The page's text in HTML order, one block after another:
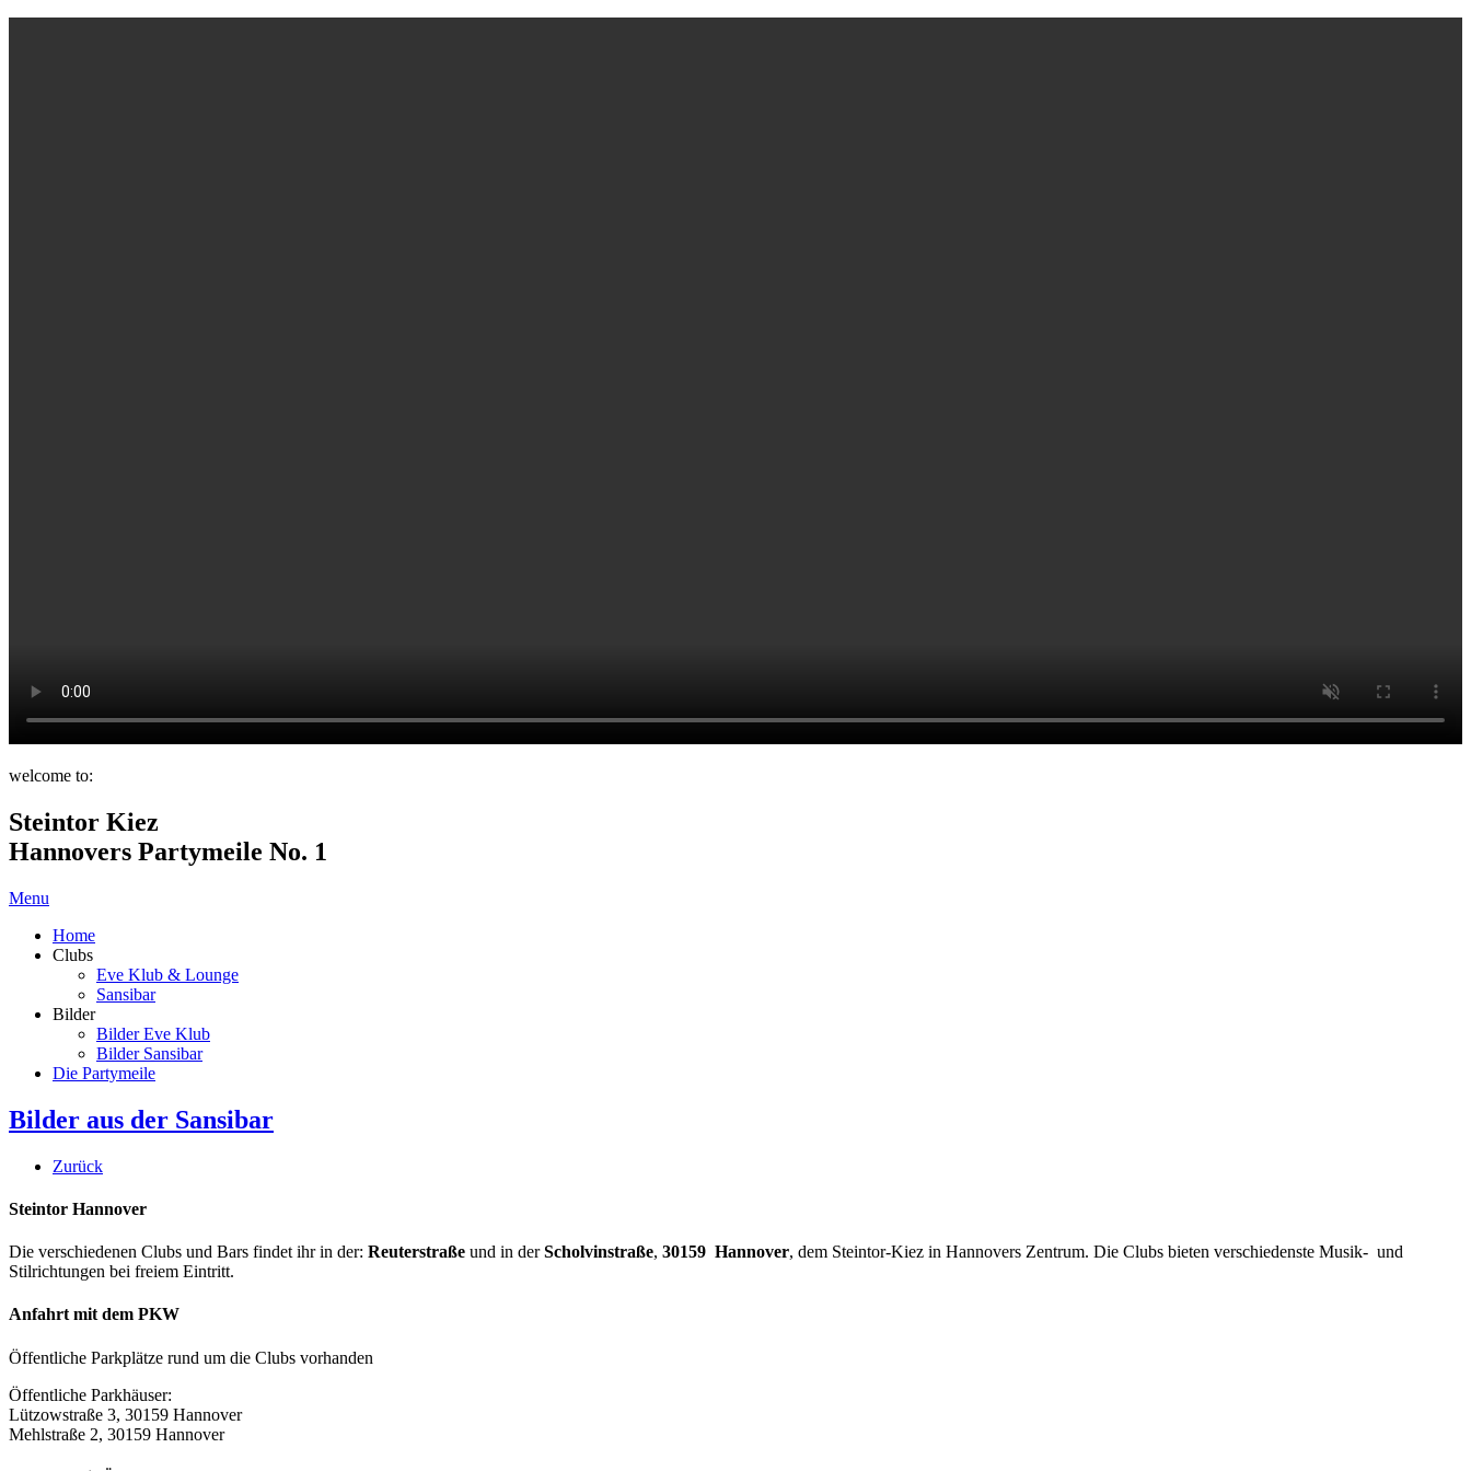
welcome to:
Steintor Kiez
Hannovers Partymeile No. 1
Menu
Home
Clubs
Eve Klub & Lounge
Sansibar
Bilder
Bilder Eve Klub
Bilder Sansibar
Die Partymeile
Bilder aus der Sansibar
Zurück
Steintor Hannover
Die verschiedenen Clubs und Bars findet ihr in der: Reuterstraße und in derScholvinstraße, 30159 Hannover, dem Steintor-Kiez in Hannovers Zentrum. Die Clubs bieten verschiedenste Musik- und
Stilrichtungen bei freiem Eintritt.
Anfahrt mit dem PKW
Öffentliche Parkplätze rund um die Clubs vorhanden
Öffentliche Parkhäuser:
Lützowstraße 3, 30159 Hannover
Mehlstraße 2, 30159 Hannover